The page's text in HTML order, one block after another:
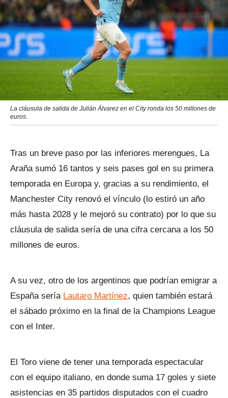
La cláusula de salida de Julián Álvarez en el City ronda los 50 millones de
euros.
Tras un breve paso por las inferiores merengues, La
Araña sumó 16 tantos y seis pases gol en su primera
temporada en Europa y, gracias a su rendimiento, el
Manchester City renovó el vínculo (lo estiró un año
más hasta 2028 y le mejoró su contrato) por lo que su
cláusula de salida sería de una cifra cercana a los 50
millones de euros.
A su vez, otro de los argentinos que podrían emigrar a
España sería Lautaro Martínez, quien también estará
el sábado próximo en la final de la Champions League
con el Inter.
El Toro viene de tener una temporada espectacular
con el equipo italiano, en donde suma 17 goles y siete
asistencias en 35 partidos disputados con el cuadro